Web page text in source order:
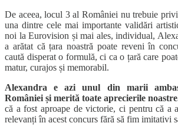
De aceea, locul 3 al României nu trebuie
una dintre cele mai importante validări
noi la Eurovision și mai ales, individual,
a arătat că țara noastră poate reveni în
caută disperat o formulă, ci ca o țară care
matur, curajos și memorabil.
Alexandra e azi unul din marii
României și merită toate aprecierile
că a fost aproape de victorie, ci pentru că a
relevanți în acest concurs fără să fim imitativi